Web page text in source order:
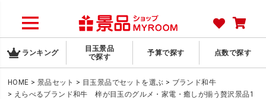
ランキング
目玉景品
で探す
予算で探す 点数で探す
HOME 景品セット 目玉景品でセットを選ぶ
ブランド和牛
えらべるブランド和牛 梓が目玉のグルメ・家電・癒しが揃う贅沢景品1